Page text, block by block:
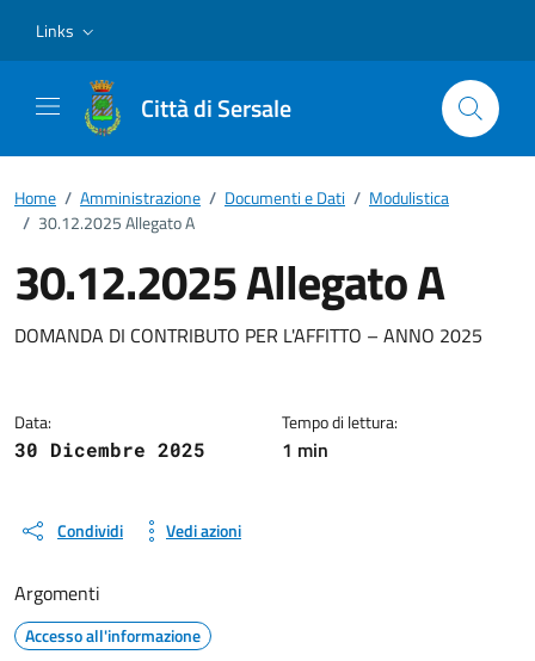
Links
Città di Sersale
Home / Amministrazione / Documenti e Dati / Modulistica
/ 30.12.2025 Allegato A
30.12.2025 Allegato A
Dettagli del documento
DOMANDA DI CONTRIBUTO PER L'AFFITTO – ANNO 2025
Data:
30 Dicembre 2025
Tempo di lettura:
1 min
Condividi Vedi azioni
Argomenti
Accesso all'informazione